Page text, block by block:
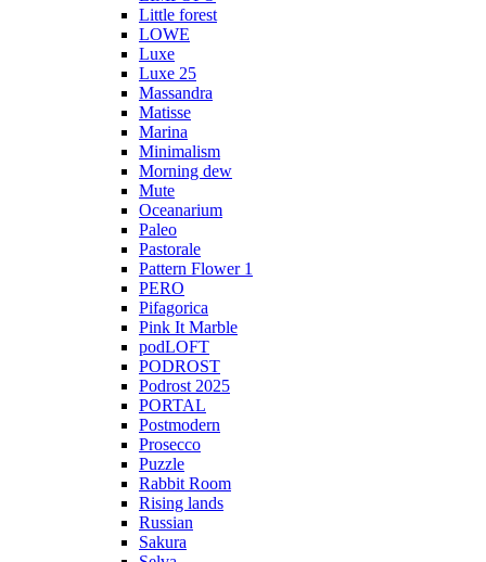
Little forest
LOWE
Luxe
Luxe 25
Massandra
Matisse
Marina
Minimalism
Morning dew
Mute
Oceanarium
Paleo
Pastorale
Pattern Flower 1
PERO
Pifagorica
Pink It Marble
podLOFT
PODROST
Podrost 2025
PORTAL
Postmodern
Prosecco
Puzzle
Rabbit Room
Rising lands
Russian
Sakura